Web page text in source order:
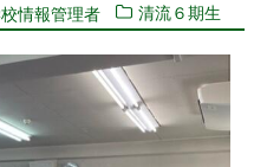
情報管理者 清流６期生